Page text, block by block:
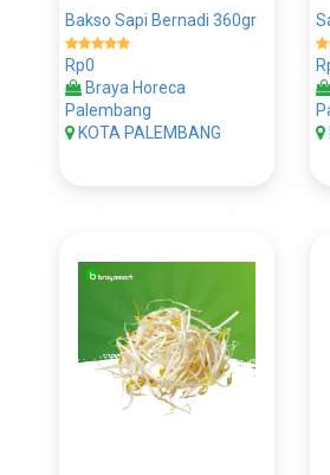
Bakso Sapi Bernadi 360gr
Rp0
Braya Horeca
Palembang
KOTA PALEMBANG